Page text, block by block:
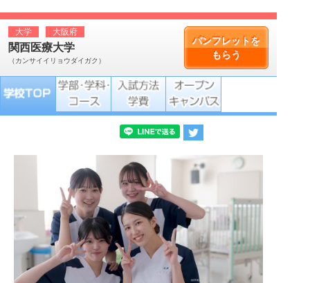
パンフレットを
もらう
大学 大阪府
関西医療大学
（カンサイイリョウダイガク）